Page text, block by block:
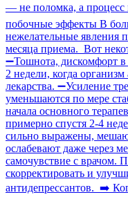
— не поломка, а
побочные эффекты В
нежелательные явления
месяца приема. Вот
➖Тошнота, дискомфорт
2 недели, когда
лекарства. ➖Усиление
уменьшаются по мере
начала основного
примерно спустя 2-4
сильно выражены,
ослабевают даже через
самочувствие с врачом.
скорректировать и
антидепрессантов. ➡️